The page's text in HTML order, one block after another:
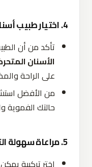
4. اختيار طبيب أسنان ذو خبرة
تأكد منأن
الأسنان
على الراحة
من الأفضل
حالتك الفموية
5. مراعاة سهولة التنظيف والصيانة
اختر تركيبة يمكن